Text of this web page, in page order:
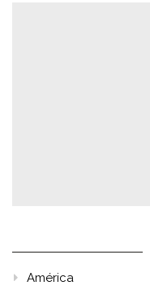
América